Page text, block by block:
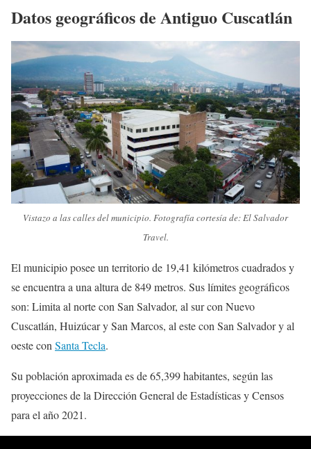
Datos geográficos de Antiguo Cuscatlán
Vistazo a las calles del municipio. Fotografía cortesía de: El Salvador
Travel.
El municipio posee un territorio de 19,41 kilómetros cuadrados y
se encuentra a una altura de 849 metros. Sus límites geográficos
son: Limita al norte con San Salvador, al sur con Nuevo
Cuscatlán, Huizúcar y San Marcos, al este con San Salvador y al
oeste conSanta Tecla.
Su población aproximada es de 65,399 habitantes, según las
proyecciones de la Dirección General de Estadísticas y Censos
para el año 2021.